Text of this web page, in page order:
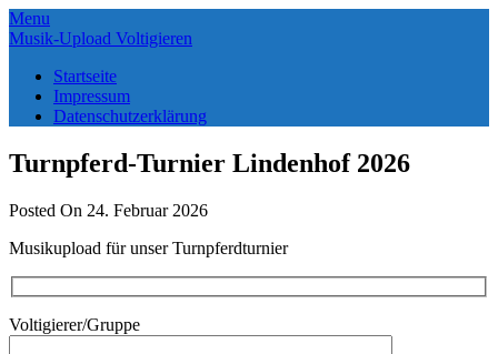
Skip
to
Menu
Musik-Upload Voltigieren
Startseite
Impressum
Datenschutzerklärung
Musik-Upload Voltigieren
Musik-Upload Voltigieren
Turnpferd-Turnier Lindenhof 2026
Posted On 24. Februar 2026
Musikupload für unser Turnpferdturnier
Voltigierer/Gruppe